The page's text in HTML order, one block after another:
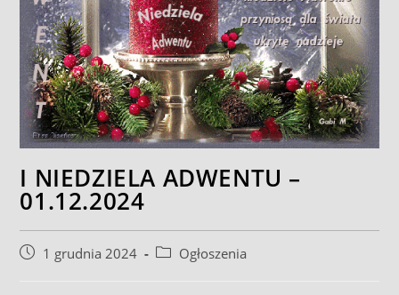
I NIEDZIELA ADWENTU –
01.12.2024
Post1 grudnia 2024
PostOgłoszenia